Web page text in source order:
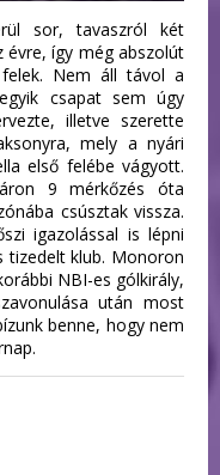
sor, tavaszról két
évre, így még abszolút
Nem áll távol a
csapat sem úgy
illetve szerette
mely a nyári
első felébe vágyott.
9 mérkőzés óta
csúsztak vissza.
igazolással is lépni
tizedelt klub. Monoron
NBI-es gólkirály,
után most
benne, hogy nem